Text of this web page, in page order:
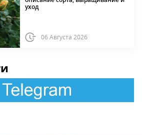
уход
06 Августа 2026